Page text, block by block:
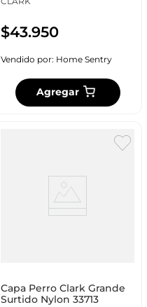
$43.950
Vendido por: Home Sentry
Agregar
Capa Perro Clark Grande
Surtido Nylon 33713